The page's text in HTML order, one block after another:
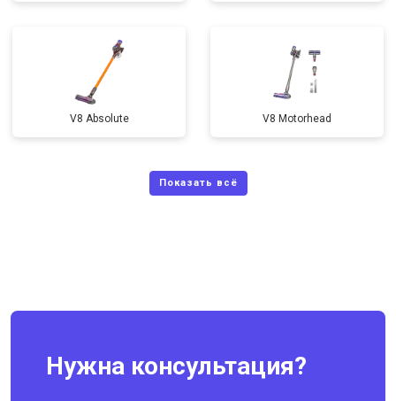
V8 Absolute V8 Motorhead
Нужна консультация?